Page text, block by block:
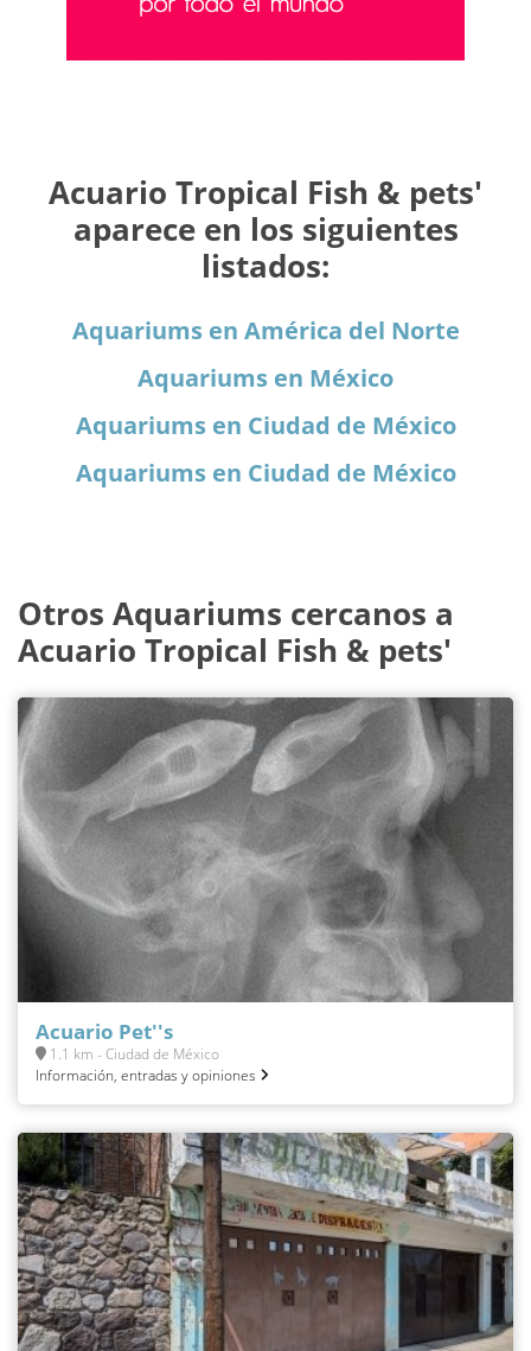
Acuario Tropical Fish & pets'
aparece en los siguientes
listados:
Aquariums en América del Norte
Aquariums en México
Aquariums en Ciudad de México
Aquariums en Ciudad de México
Otros Aquariums cercanos a
Acuario Tropical Fish & pets'
Acuario Pet''s
1.1 km - Ciudad de México
Información, entradas y opiniones